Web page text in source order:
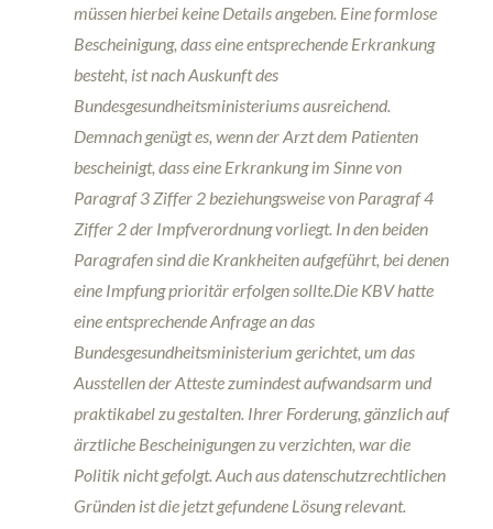
müssen hierbei keine Details angeben. Eine formlose
Bescheinigung, dass eine entsprechende Erkrankung
besteht, ist nach Auskunft des
Bundesgesundheitsministeriums ausreichend.
Demnach genügt es, wenn der Arzt dem Patienten
bescheinigt, dass eine Erkrankung im Sinne von
Paragraf 3 Ziffer 2 beziehungsweise von Paragraf 4
Ziffer 2 der Impfverordnung vorliegt. In den beiden
Paragrafen sind die Krankheiten aufgeführt, bei denen
eine Impfung prioritär erfolgen sollte.Die KBV hatte
eine entsprechende Anfrage an das
Bundesgesundheitsministerium gerichtet, um das
Ausstellen der Atteste zumindest aufwandsarm und
praktikabel zu gestalten. Ihrer Forderung, gänzlich auf
ärztliche Bescheinigungen zu verzichten, war die
Politik nicht gefolgt. Auch aus datenschutzrechtlichen
Gründen ist die jetzt gefundene Lösung relevant.